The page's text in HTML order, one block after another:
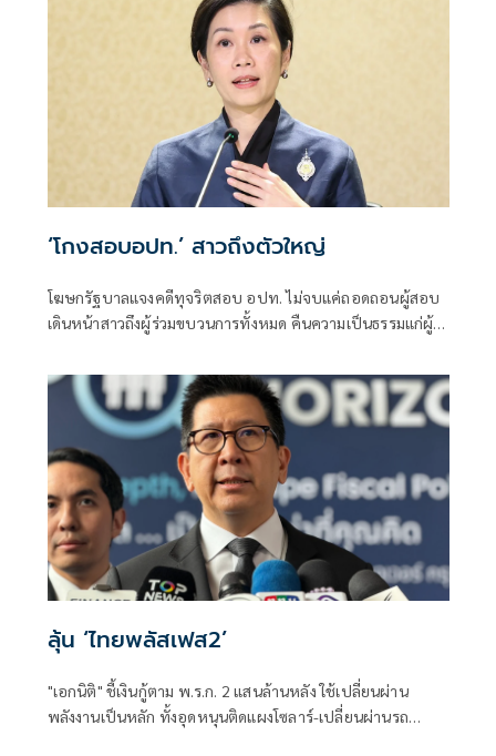
‘โกงสอบอปท.’ สาวถึงตัวใหญ่
โฆษกรัฐบาลแจงคดีทุจริตสอบ อปท. ไม่จบแค่ถอดถอนผู้สอบ
เดินหน้าสาวถึงผู้ร่วมขบวนการทั้งหมด คืนความเป็นธรรมแก่ผู้
ประชาชนต่อระบบการสอบเข้ารับราชการทุกระดับ
ลุ้น ‘ไทยพลัสเฟส2’
"เอกนิติ" ชี้เงินกู้ตาม พ.ร.ก. 2 แสนล้านหลัง ใช้เปลี่ยนผ่าน
พลังงานเป็นหลัก ทั้งอุดหนุนติดแผงโซลาร์-เปลี่ยนผ่านรถ